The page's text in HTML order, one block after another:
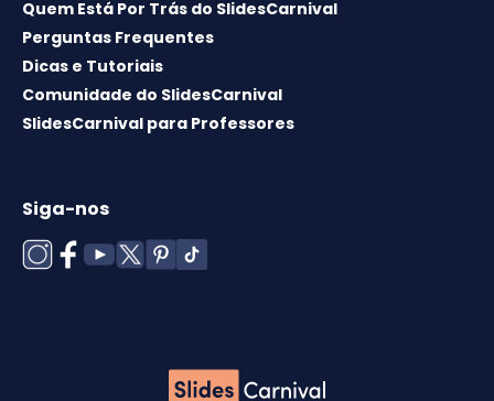
Quem Está Por Trás do SlidesCarnival
Perguntas Frequentes
Dicas e Tutoriais
Comunidade do SlidesCarnival
SlidesCarnival para Professores
Siga-nos